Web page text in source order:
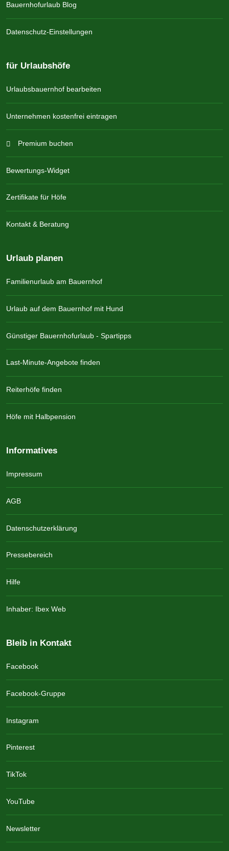
Bauernhofurlaub Blog
Datenschutz-Einstellungen
für Urlaubshöfe
Urlaubsbauernhof bearbeiten
Unternehmen kostenfrei eintragen
Premium buchen
Bewertungs-Widget
Zertifikate für Höfe
Kontakt & Beratung
Urlaub planen
Familienurlaub am Bauernhof
Urlaub auf dem Bauernhof mit Hund
Günstiger Bauernhofurlaub - Spartipps
Last-Minute-Angebote finden
Reiterhöfe finden
Höfe mit Halbpension
Informatives
Impressum
AGB
Datenschutzerklärung
Pressebereich
Hilfe
Inhaber: Ibex Web
Bleib in Kontakt
Facebook
Facebook-Gruppe
Instagram
Pinterest
TikTok
YouTube
Newsletter